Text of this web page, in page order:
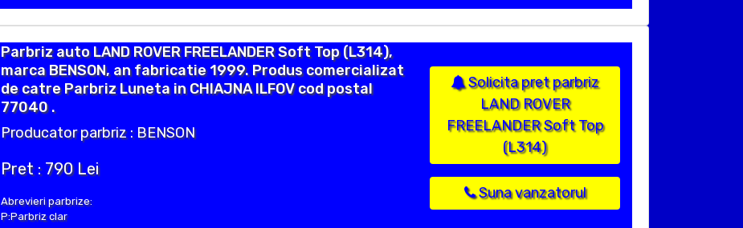
Parbriz auto LAND ROVER FREELANDER Soft Top (L314),
marca BENSON, an fabricatie 1999. Produs comercializat
de catre Parbriz Luneta in CHIAJNA ILFOV cod postal
77040 .
Producator parbriz : BENSON
Pret : 790 Lei
Abrevieri parbrize:
P:Parbriz clar
Solicita pret parbriz
LAND ROVER
FREELANDER Soft Top
(L314)
Suna vanzatorul